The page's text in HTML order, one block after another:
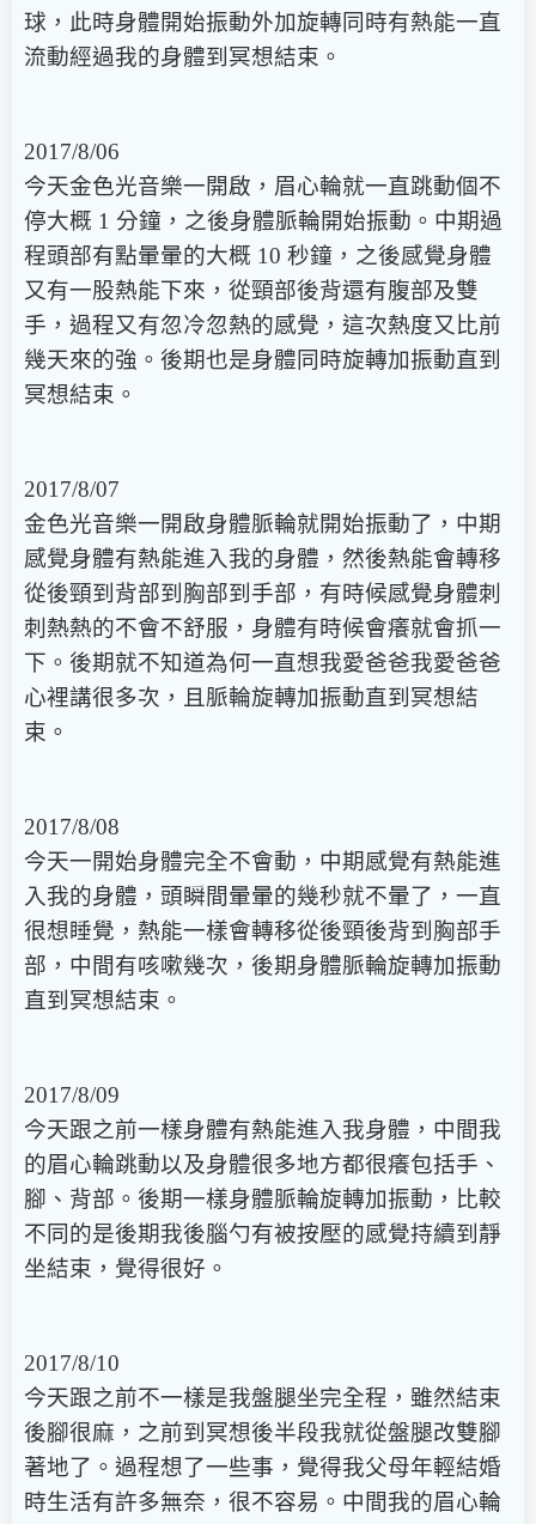
球，此時身體開始振動外加旋轉同時有熱能一直
流動經過我的身體到冥想結束。
2017/8/06
今天金色光音樂一開啟，眉心輪就一直跳動個不
停大概 1 分鐘，之後身體脈輪開始振動。中期過
程頭部有點暈暈的大概 10 秒鐘，之後感覺身體
又有一股熱能下來，從頸部後背還有腹部及雙
手，過程又有忽冷忽熱的感覺，這次熱度又比前
幾天來的強。後期也是身體同時旋轉加振動直到
冥想結束。
2017/8/07
金色光音樂一開啟身體脈輪就開始振動了，中期
感覺身體有熱能進入我的身體，然後熱能會轉移
從後頸到背部到胸部到手部，有時候感覺身體刺
刺熱熱的不會不舒服，身體有時候會癢就會抓一
下。後期就不知道為何一直想我愛爸爸我愛爸爸
心裡講很多次，且脈輪旋轉加振動直到冥想結
束。
2017/8/08
今天一開始身體完全不會動，中期感覺有熱能進
入我的身體，頭瞬間暈暈的幾秒就不暈了，一直
很想睡覺，熱能一樣會轉移從後頸後背到胸部手
部，中間有咳嗽幾次，後期身體脈輪旋轉加振動
直到冥想結束。
2017/8/09
今天跟之前一樣身體有熱能進入我身體，中間我
的眉心輪跳動以及身體很多地方都很癢包括手、
腳、背部。後期一樣身體脈輪旋轉加振動，比較
不同的是後期我後腦勺有被按壓的感覺持續到靜
坐結束，覺得很好。
2017/8/10
今天跟之前不一樣是我盤腿坐完全程，雖然結束
後腳很麻，之前到冥想後半段我就從盤腿改雙腳
著地了。過程想了一些事，覺得我父母年輕結婚
時生活有許多無奈，很不容易。中間我的眉心輪